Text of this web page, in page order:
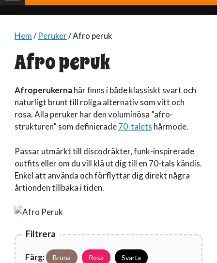
Hem/Peruker/ Afro peruk
Afro peruk
Afroperukernahär finns i både klassiskt svart och
naturligt brunt till roliga alternativ som vitt och
rosa. Alla peruker har den voluminösa ”afro-
strukturen” som definierade70-talets hårmode.
Passar utmärkt till discodräkter, funk-inspirerade
outfits eller om du vill klä ut dig till en 70-tals kändis.
Enkel att använda och förflyttar dig direkt några
årtionden tillbaka i tiden.
Filtrera
Färg: Bruna Rosa Svarta